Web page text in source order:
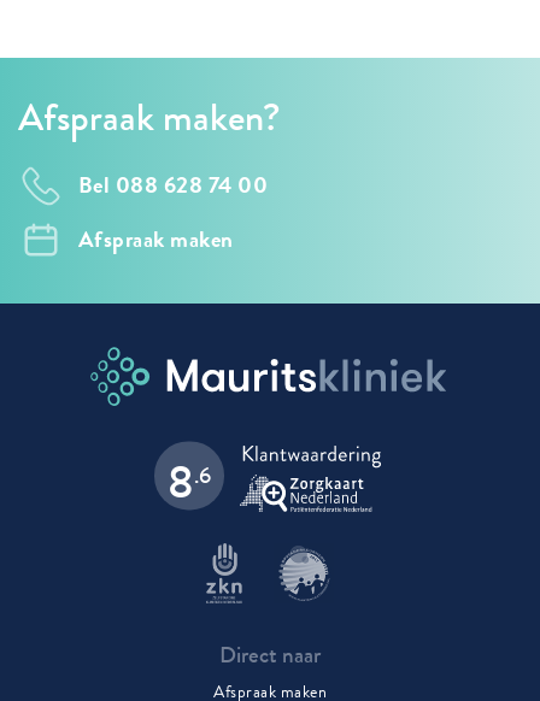
Afspraak maken?
Bel 088 628 74 00
Afspraak maken
8.6
Direct naar
Afspraak maken